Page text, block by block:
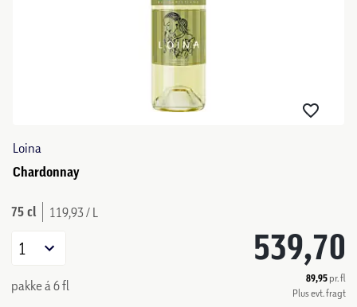
Loina
Chardonnay
75 cl 119,93 / L
539,70
89,95 pr. fl
Plus evt. fragt
1
pakke á 6 fl